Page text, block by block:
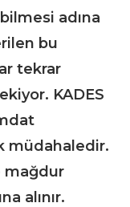
adına
bu
tekrar
KADES
müdahaledir.
mağdur
alınır.